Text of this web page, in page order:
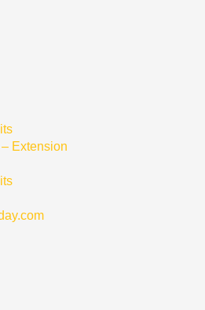
Extension